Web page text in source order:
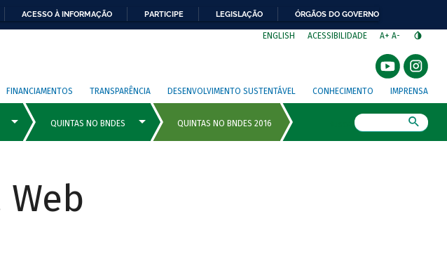
ACESSO À INFORMAÇÃO PARTICIPE LEGISLAÇÃO ÓRGÃOS DO GOVERNO
ENGLISH ACESSIBILIDADE A+ A-
FINANCIAMENTOS TRANSPARÊNCIA DESENVOLVIMENTO SUSTENTÁVEL CONHECIMENTO IMPRENSA